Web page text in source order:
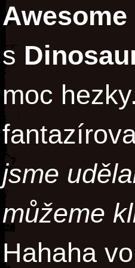
s
moc
jsme
můžeme
Hahaha